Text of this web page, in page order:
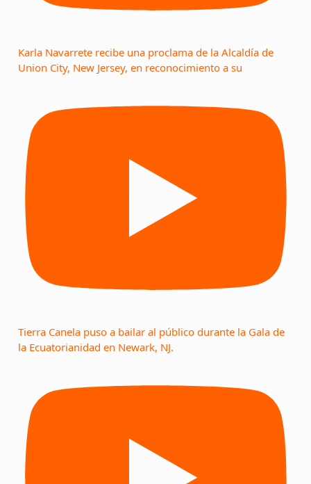
Karla Navarrete recibe una proclama de la Alcaldía de
Union City, New Jersey, en reconocimiento a su
Tierra Canela puso a bailar al público durante la Gala de
la Ecuatorianidad en Newark, NJ.